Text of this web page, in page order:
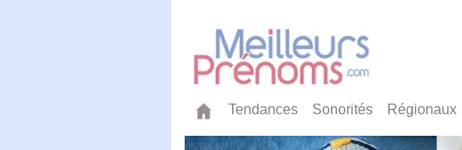
Tendances Sonorités Régionaux